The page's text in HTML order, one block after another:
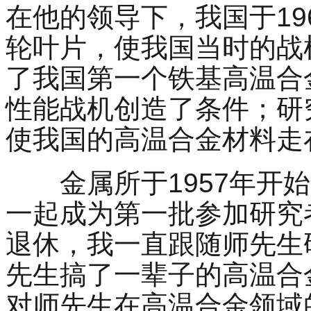
在他的领导下，我国于
轮叶片，使我国当时的
了我国第一个铁基高温
性能战机创造了条件；
使我国的高温合金材料
金属所于1957年开
一起成为第一批参加研
退休，我一直跟随师先
先生搞了一辈子的高温